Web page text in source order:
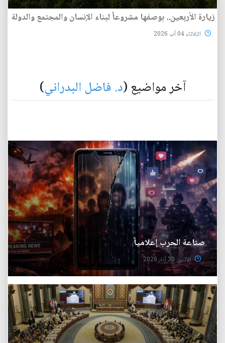
زيارة الأربعين.. بوصفها مشروعاً لبناء الإنسان والمجتمع والدولة
الثلاثاء 04 آب 2026
آخر مواضيع (د. فاضل البدراني)
صناعة الحرب إعلامياً
الأثنين 30 آذار 2026